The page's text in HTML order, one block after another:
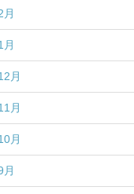
月
月
月
月
月
月